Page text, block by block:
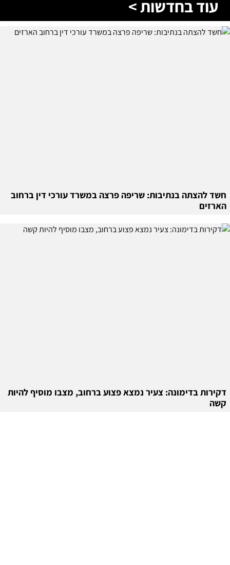
עוד בחדשות >
חשד להצתה בנתיבות: שריפה פרצה במשרד עורכי דין ברחוב
הארזים
דקירות בדימונה: צעיר נמצא פצוע ברחוב, מצבו מוסיף להיות
קשה